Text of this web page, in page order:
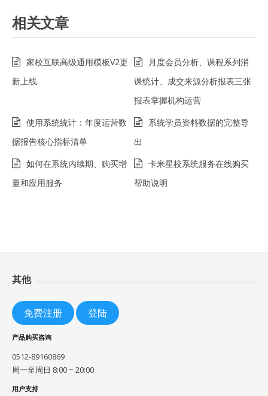
相关文章
家校互联高级通用模板V2更
新上线
月度会员分析、课程系列消
课统计、成交来源分析报表三张
报表掌握机构运营
使用系统统计：年度运营数
据报告核心指标清单
系统学员资料数据的完整导
出
如何在系统内续期、购买增
量和应用服务
卡米星校系统服务在线购买
帮助说明
其他
免费注册 登陆
产品购买咨询
0512-89160869
周一至周日 8:00 ~ 20:00
用户支持